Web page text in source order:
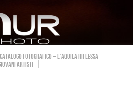
CATALOGO FOTOGRAFICO – L’AQUILA RIFLESSA
ARTISTI